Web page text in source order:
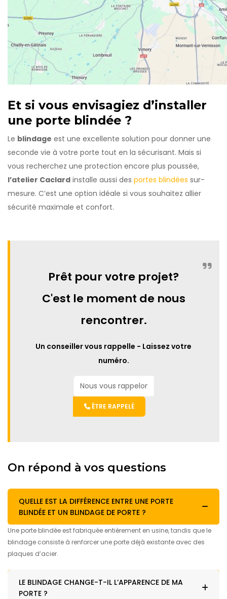
Et si vous envisagiez d’installer
une porte blindée ?
Le blindage est une excellente solution pour donner une
seconde vie à votre porte tout en la sécurisant. Mais si
vous recherchez une protection encore plus poussée,
l’atelier Caclard installe aussi des portes blindées sur-
mesure. C’est une option idéale si vous souhaitez allier
sécurité maximale et confort.
Prêt pour votre projet?
C'est le moment de nous
rencontrer.
Un conseiller vous rappelle - Laissez votre
numéro.
ÊTRE RAPPELÉ
On répond à vos questions
QUELLE EST LA DIFFÉRENCE ENTRE UNE PORTE
BLINDÉE ET UN BLINDAGE DE PORTE ?
Une porte blindée est fabriquée entièrement en usine, tandis que le
blindage consiste à renforcer une porte déjà existante avec des
plaques d’acier.
LE BLINDAGE CHANGE-T-IL L’APPARENCE DE MA
PORTE ?